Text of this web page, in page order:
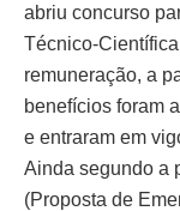
abriu concurso
Técnico-
remuneração, a
benefícios foram
e entraram em
Ainda segundo a
(Proposta de